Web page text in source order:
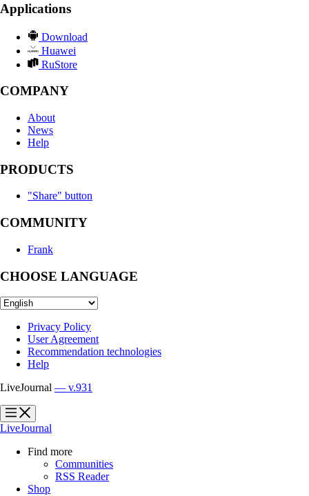
Applications
Download
Huawei
RuStore
COMPANY
About
News
Help
PRODUCTS
"Share" button
COMMUNITY
Frank
CHOOSE LANGUAGE
Privacy Policy
User Agreement
Recommendation technologies
Help
LiveJournal — v.931
?
?
LiveJournal
Find more
Communities
RSS Reader
Shop